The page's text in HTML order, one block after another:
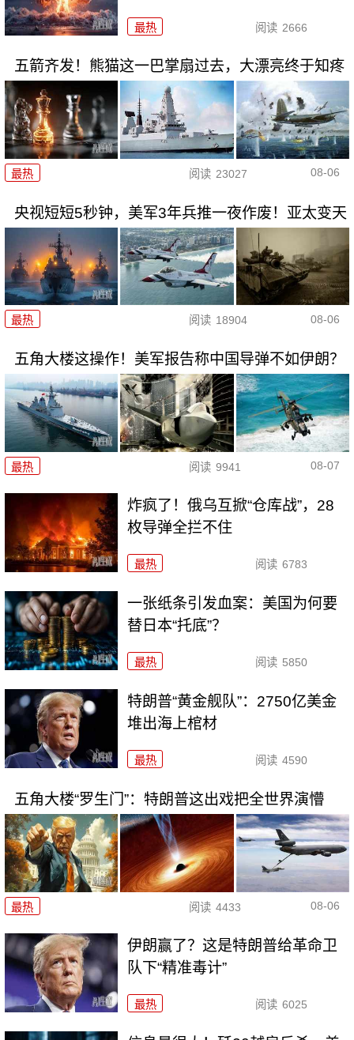
最热 阅读 2666
五箭齐发！熊猫这一巴掌扇过去，大漂亮终于知疼
最热 阅读 23027 08-06
央视短短5秒钟，美军3年兵推一夜作废！亚太变天
最热 阅读 18904 08-06
五角大楼这操作！美军报告称中国导弹不如伊朗？
最热 阅读 9941 08-07
炸疯了！俄乌互掀“仓库战”，28
枚导弹全拦不住
最热 阅读 6783
一张纸条引发血案：美国为何要
替日本“托底”？
最热 阅读 5850
特朗普“黄金舰队”：2750亿美金
堆出海上棺材
最热 阅读 4590
五角大楼“罗生门”：特朗普这出戏把全世界演懵
最热 阅读 4433 08-06
伊朗赢了？这是特朗普给革命卫
队下“精准毒计”
最热 阅读 6025